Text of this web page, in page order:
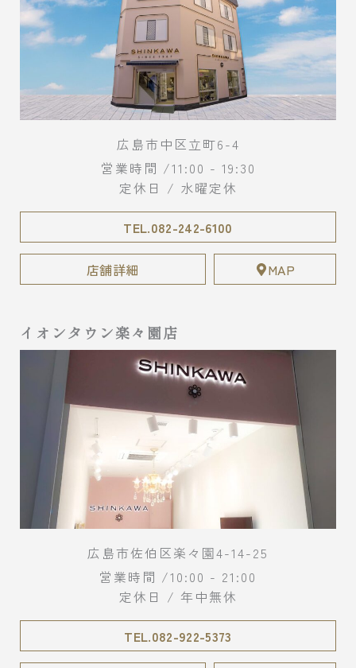
広島市中区立町6-4
営業時間 /11:00 - 19:30
定休日 / 水曜定休
TEL.082-242-6100
店舗詳細 MAP
イオンタウン楽々園店
広島市佐伯区楽々園4-14-25
営業時間 /10:00 - 21:00
定休日 / 年中無休
TEL.082-922-5373